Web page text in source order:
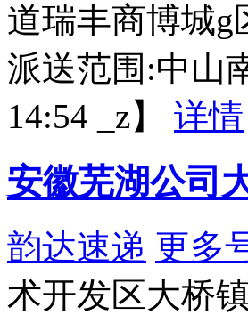
道瑞丰商博城g
派送范围:中山
14:54 _z】 详情
安徽芜湖公司
韵达速递 更多
术开发区大桥